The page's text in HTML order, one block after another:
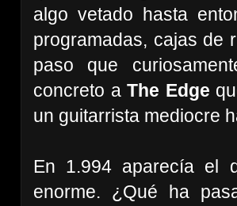
algo vetado hasta
programadas, cajas de
paso que
concreto aThe Edge
un guitarrista mediocre
En 1.994 aparecía el
enorme. ¿Qué ha